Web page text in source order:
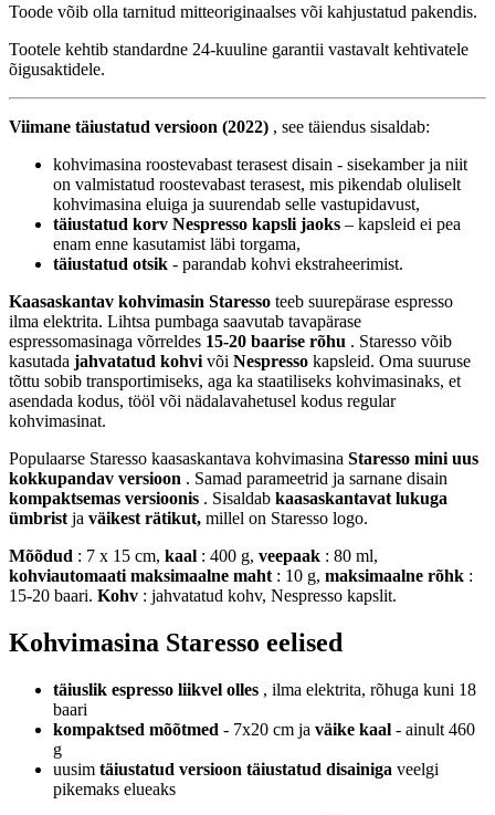
Toode võib olla tarnitud mitteoriginaalses või kahjustatud pakendis.
Tootele kehtib standardne 24-kuuline garantii vastavalt kehtivatele
õigusaktidele.
Viimane täiustatud versioon (2022) , see täiendus sisaldab:
kohvimasina roostevabast terasest disain - sisekamber ja niit
on valmistatud roostevabast terasest, mis pikendab oluliselt
kohvimasina eluiga ja suurendab selle vastupidavust,
täiustatud korv Nespresso kapsli jaoks – kapsleid ei pea
enam enne kasutamist läbi torgama,
täiustatud otsik - parandab kohvi ekstraheerimist.
Kaasaskantav kohvimasin Staresso teeb suurepärase espresso
ilma elektrita. Lihtsa pumbaga saavutab tavapärase
espressomasinaga võrreldes 15-20 baarise rõhu . Staresso võib
kasutada jahvatatud kohvi või Nespresso kapsleid. Oma suuruse
tõttu sobib transportimiseks, aga ka staatiliseks kohvimasinaks, et
asendada kodus, tööl või nädalavahetusel kodus regular
kohvimasinat.
Populaarse Staresso kaasaskantava kohvimasina Staresso mini uus
kokkupandav versioon . Samad parameetrid ja sarnane disain
kompaktsemas versioonis . Sisaldab kaasaskantavat lukuga
ümbrist ja väikest rätikut, millel on Staresso logo.
Mõõdud : 7 x 15 cm, kaal : 400 g, veepaak : 80 ml,
kohviautomaati maksimaalne maht : 10 g, maksimaalne rõhk :
15-20 baari. Kohv : jahvatatud kohv, Nespresso kapslit.
Kohvimasina Staresso eelised
täiuslik espresso liikvel olles , ilma elektrita, rõhuga kuni 18
baari
kompaktsed mõõtmed - 7x20 cm ja väike kaal - ainult 460
g
uusim täiustatud versioon täiustatud disainiga veelgi
pikemaks elueaks